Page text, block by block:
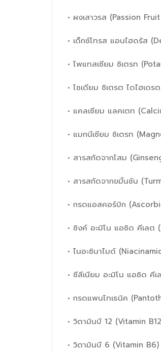
• ผงเสาวรส (Passion
• เด็กซ์โทรส แอนไฮดรัส
• โพแทสเซียม ซิเตรท
• โซเดียม ซิเตรต ไดไฮเด
• แคลเซียม แลคเตท
• แมกนีเซียม ซิเตรท
• สารสกัดจากโสม
• สารสกัดจากขมิ้นชัน
• กรดแอสคอร์บิก
• ซิงค์ อะมิโน แอซิด คีเล
• ไนอะซินาไมด์
• ซีลีเนียม อะมิโน แอซิด คี
• กรดแพนโทเธนิค
• วิตามินบี 12 (Vitamin
• วิตามินบี 6 (Vitamin B6)